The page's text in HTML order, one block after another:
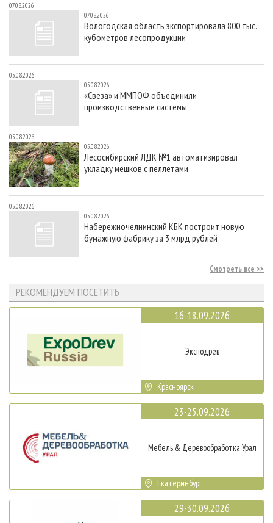
07.08.2026
07.08.2026
Вологодская область экспортировала 800 тыс.
кубометров лесопродукции
05.08.2026
05.08.2026
«Свеза» и ММПОФ объединили
производственные системы
05.08.2026
05.08.2026
Лесосибирский ЛДК №1 автоматизировал
укладку мешков с пеллетами
05.08.2026
05.08.2026
Набережночелнинский КБК построит новую
бумажную фабрику за 3 млрд рублей
Смотреть все
РЕКОМЕНДУЕМ ПОСЕТИТЬ
16-18.09.2026
Эксподрев
Красноярск
23-25.09.2026
Мебель & Деревообработка Урал
Екатеринбург
29-30.09.2026